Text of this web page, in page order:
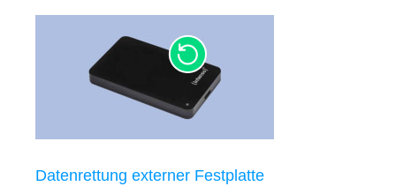
Datenrettung externer Festplatte